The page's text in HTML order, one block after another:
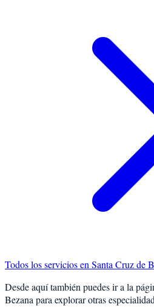
Todos los servicios en Santa Cruz de
Desde aquí también puedes ir a la
Bezana para explorar otras